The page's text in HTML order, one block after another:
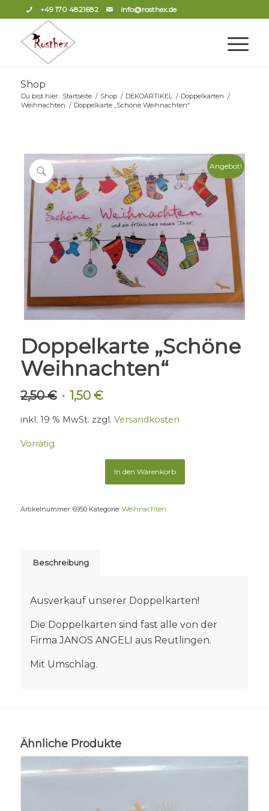
+49 170 4821682 info@rosthex.de
Shop
Du bist hier: Startseite / Shop / DEKOARTIKEL / Doppelkarten /
Weihnachten / Doppelkarte „Schöne Weihnachten“
Angebot!
Doppelkarte „Schöne
Weihnachten“
2,50€ Ursprünglicher
war:
1,50 €Aktueller
ist:
inkl. 19 % MwSt. zzgl. Versandkosten
Vorrätig
In den Warenkorb
Artikelnummer: 6950 Kategorie: Weihnachten
Beschreibung
Ausverkauf unserer Doppelkarten!
Die Doppelkarten sind fast alle von der
Firma JANOS ANGELI aus Reutlingen.
Mit Umschlag.
Ähnliche Produkte